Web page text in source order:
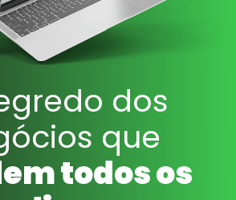
dos
que
todos os